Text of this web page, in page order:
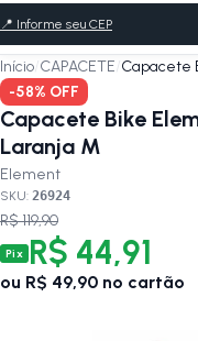
📍 Informe seu CEP
Início/CAPACETE/Capacete
-58% OFF
Capacete Bike
Laranja M
Element
SKU: 26924
R$ 119,90
Pix R$ 44,91
ou R$ 49,90 no cartão